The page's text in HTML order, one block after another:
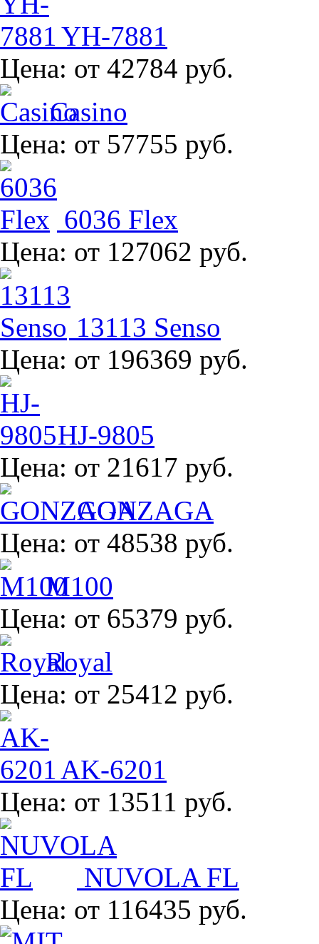
YH-7881
Цена: от 42784 руб.
Casino
Цена: от 57755 руб.
6036 Flex
Цена: от 127062 руб.
13113 Senso
Цена: от 196369 руб.
HJ-9805
Цена: от 21617 руб.
GONZAGA
Цена: от 48538 руб.
M100
Цена: от 65379 руб.
Royal
Цена: от 25412 руб.
AK-6201
Цена: от 13511 руб.
NUVOLA FL
Цена: от 116435 руб.